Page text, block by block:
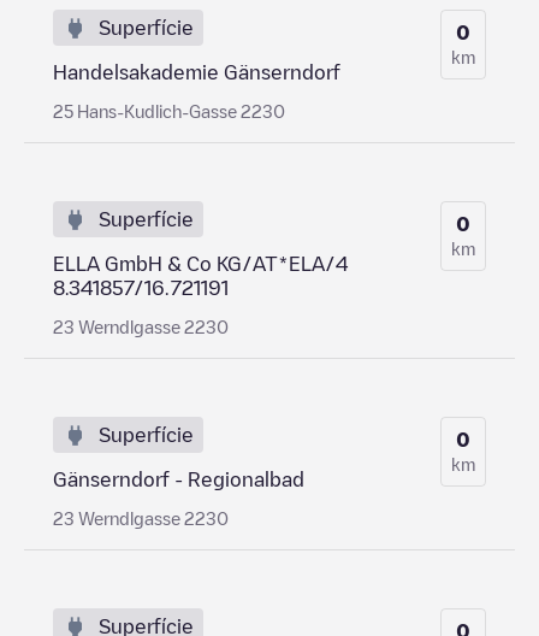
Superfície
Handelsakademie Gänserndorf
25 Hans-Kudlich-Gasse 2230
0
km
Superfície
ELLA GmbH & Co KG/AT*ELA/4
8.341857/16.721191
23 Werndlgasse 2230
0
km
Superfície
Gänserndorf - Regionalbad
23 Werndlgasse 2230
0
km
Superfície 0